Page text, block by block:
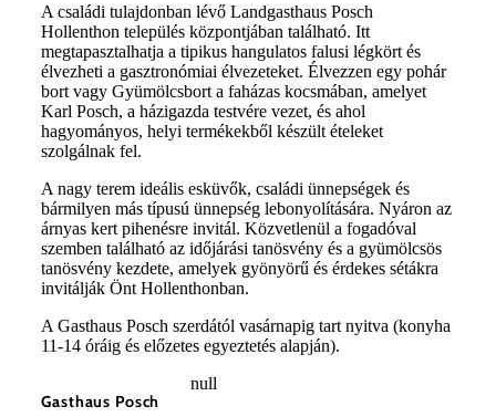
A családi tulajdonban lévő Landgasthaus Posch
Hollenthon település központjában található. Itt
megtapasztalhatja a tipikus hangulatos falusi légkört és
élvezheti a gasztronómiai élvezeteket. Élvezzen egy pohár
bort vagy Gyümölcsbort a faházas kocsmában, amelyet
Karl Posch, a házigazda testvére vezet, és ahol
hagyományos, helyi termékekből készült ételeket
szolgálnak fel.
A nagy terem ideális esküvők, családi ünnepségek és
bármilyen más típusú ünnepség lebonyolítására. Nyáron az
árnyas kert pihenésre invitál. Közvetlenül a fogadóval
szemben található az időjárási tanösvény és a gyümölcsös
tanösvény kezdete, amelyek gyönyörű és érdekes sétákra
invitálják Önt Hollenthonban.
A Gasthaus Posch szerdától vasárnapig tart nyitva (konyha
11-14 óráig és előzetes egyeztetés alapján).
Gasthaus Posch
null